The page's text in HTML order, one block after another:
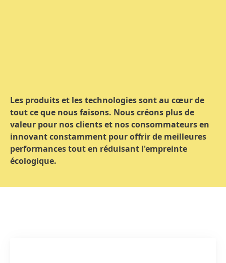
Les produits et les technologies sont au cœur de
tout ce que nous faisons. Nous créons plus de
valeur pour nos clients et nos consommateurs en
innovant constamment pour offrir de meilleures
performances tout en réduisant l'empreinte
écologique.